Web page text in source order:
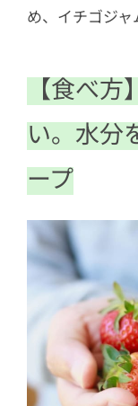
め、イチゴジャ
【食べ方
い。水分
ープ